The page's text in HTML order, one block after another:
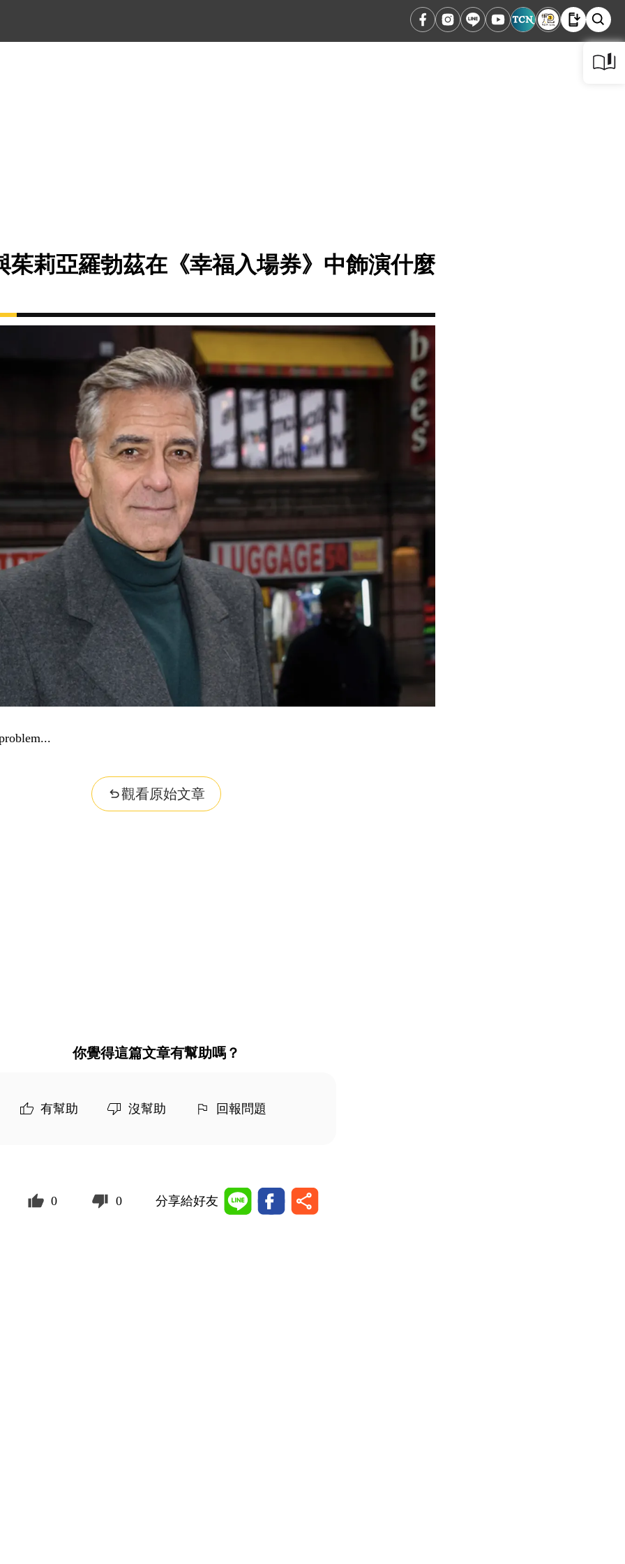
茱莉亞羅勃茲在《幸福入場券》中飾演什麼
觀看原始文章
你覺得這篇文章有幫助嗎？
有幫助 沒幫助 回報問題
0 0 分享給好友